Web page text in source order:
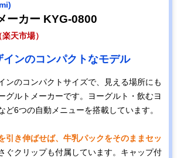
ーカー KYG-0800
天市場）
インのコンパクトなモデル
ンのコンパクトサイズで、見える場所にも
グルトメーカーです。ヨーグルト・飲むヨ
ど6つの自動メニューを搭載しています。
引き伸ばせば、牛乳パックをそのままセッ
ぐクリップも付属しています。キャップ付